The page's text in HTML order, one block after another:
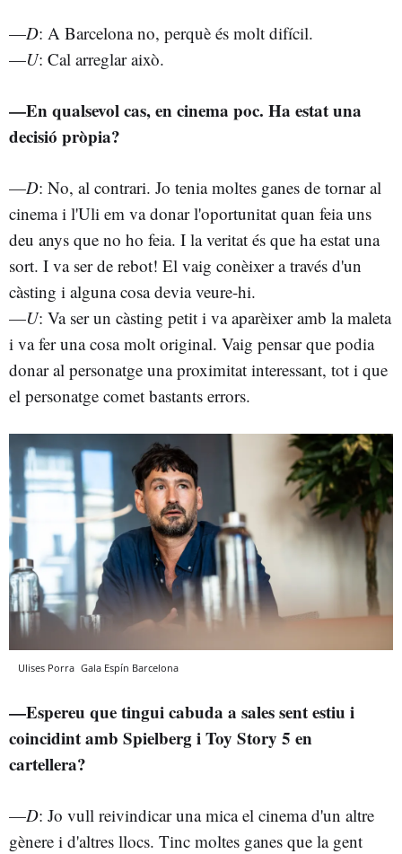
—D: A Barcelona no, perquè és molt difícil.
—U: Cal arreglar això.
—En qualsevol cas, en cinema poc. Ha estat una
decisió pròpia?
—D: No, al contrari. Jo tenia moltes ganes de tornar al
cinema i l'Uli em va donar l'oportunitat quan feia uns
deu anys que no ho feia. I la veritat és que ha estat una
sort. I va ser de rebot! El vaig conèixer a través d'un
càsting i alguna cosa devia veure-hi.
—U: Va ser un càsting petit i va aparèixer amb la maleta
i va fer una cosa molt original. Vaig pensar que podia
donar al personatge una proximitat interessant, tot i que
el personatge comet bastants errors.
Ulises Porra Gala Espín Barcelona
—Espereu que tingui cabuda a sales sent estiu i
coincidint amb Spielberg i Toy Story 5 en
cartellera?
—D: Jo vull reivindicar una mica el cinema d'un altre
gènere i d'altres llocs. Tinc moltes ganes que la gent